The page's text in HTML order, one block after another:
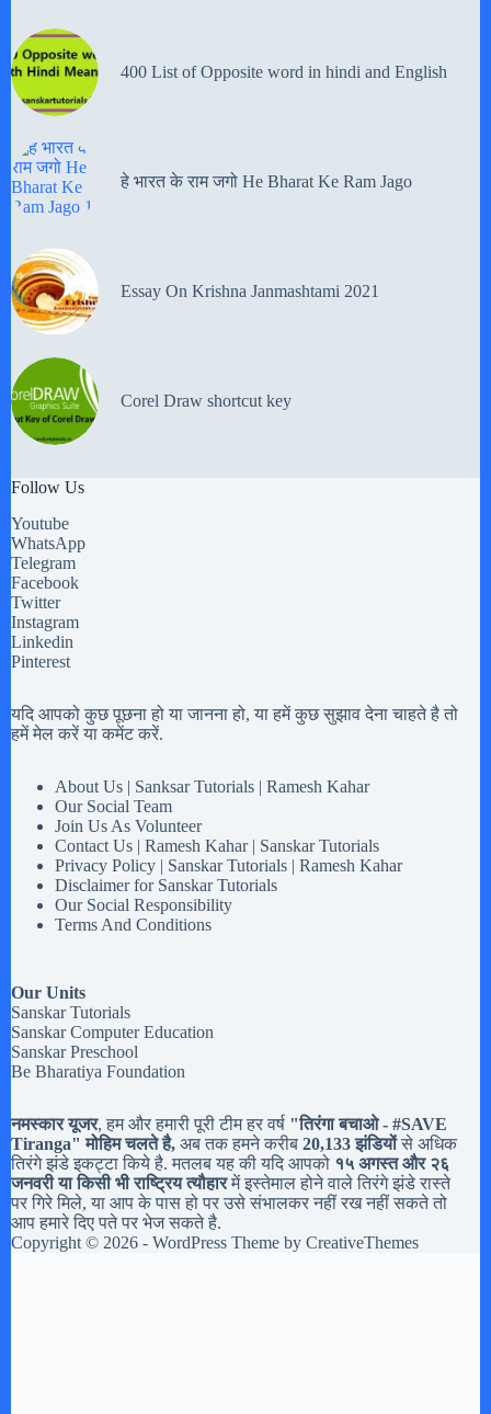
400 List of Opposite word in hindi and English
हे भारत के राम जगो He Bharat Ke Ram Jago
Essay On Krishna Janmashtami 2021
Corel Draw shortcut key
Follow Us
Youtube
WhatsApp
Telegram
Facebook
Twitter
Instagram
Linkedin
Pinterest
यदि आपको कुछ पूछना हो या जानना हो, या हमें कुछ सुझाव देना चाहते है तो
हमें मेल करें या कमेंट करें.
About Us | Sanksar Tutorials | Ramesh Kahar
Our Social Team
Join Us As Volunteer
Contact Us | Ramesh Kahar | Sanskar Tutorials
Privacy Policy | Sanskar Tutorials | Ramesh Kahar
Disclaimer for Sanskar Tutorials
Our Social Responsibility
Terms And Conditions
Our Units
Sanskar Tutorials
Sanskar Computer Education
Sanskar Preschool
Be Bharatiya Foundation
नमस्कार यूजर, हम और हमारी पूरी टीम हर वर्ष "तिरंगा बचाओ - #SAVE
Tiranga" मोहिम चलते है, अब तक हमने करीब 20,133 झंडियोंसे अधिक
तिरंगे झंडे इकट्टा किये है. मतलब यह की यदि आपको १५ अगस्त और २६
जनवरी या किसी भी राष्ट्रिय त्यौहारमें इस्तेमाल होने वाले तिरंगे झंडे रास्ते
पर गिरे मिले, या आप के पास हो पर उसे संभालकर नहीं रख नहीं सकते तो
आप हमारे दिए पते पर भेज सकते है.
Copyright © 2026 - WordPress Theme by CreativeThemes